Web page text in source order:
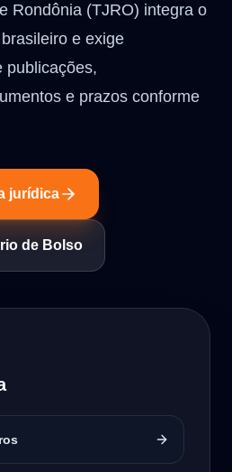
Rondônia (TJRO) integra o
e exige
publicações,
e prazos conforme
jurídica
de Bolso